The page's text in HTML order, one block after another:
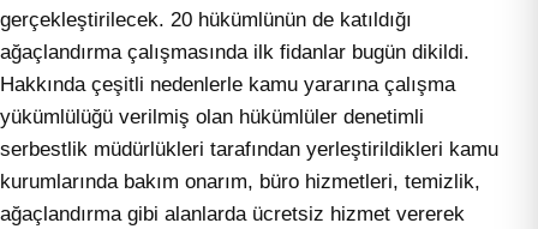
gerçekleştirilecek. 20 hükümlünün de katıldığı
ağaçlandırma çalışmasında ilk fidanlar bugün dikildi.
Hakkında çeşitli nedenlerle kamu yararına çalışma
yükümlülüğü verilmiş olan hükümlüler denetimli
serbestlik müdürlükleri tarafından yerleştirildikleri kamu
kurumlarında bakım onarım, büro hizmetleri, temizlik,
ağaçlandırma gibi alanlarda ücretsiz hizmet vererek